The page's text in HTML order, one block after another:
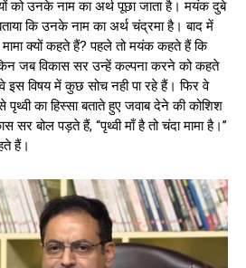
को उनके नाम का अर्थ पूछा जाता है। मयंक दुबे
कि उनके नाम का अर्थ चंद्रमा है। बाद में
क्यों कहते हैं? पहले तो मयंक कहते हैं कि
जब विकास सर उन्हें कल्पना करने को कहते
इस विषय में कुछ सोच नही पा रहे हैं। फिर वे
का हिस्सा बताते हुए जवाब देने की कोशिश
सर बोल पड़ते हैं, “पृथ्वी माँ है तो चंदा मामा है।”
हैं।